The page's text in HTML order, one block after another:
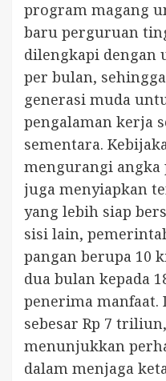
program magang
baru perguruan
dilengkapi dengan
per bulan,
generasi muda
pengalaman kerja
sementara.
mengurangi angka
juga menyiapkan
yang lebih siap
sisi lain,
pangan berupa 10
dua bulan kepada
penerima manfaat.
sebesar Rp 7
menunjukkan
dalam menjaga